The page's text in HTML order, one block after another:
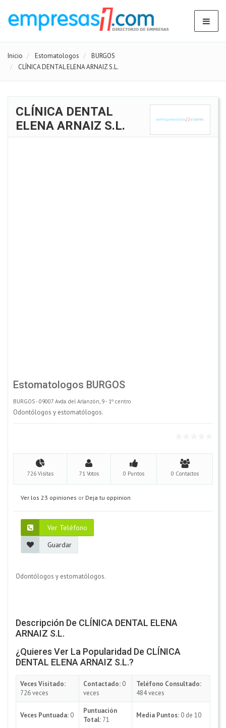
Inicio Estomatologos
BURGOS
CLÍNICA DENTAL ELENA ARNAIZ S.L.
CLÍNICA DENTAL
ELENA ARNAIZ S.L.
Estomatologos BURGOS
BURGOS - 09007 Avda. del Arlanzón, 9 - 1º centro
Odontólogos y estomatólogos.
726 Visitas 71 Votos 0 Puntos 0 Contactos
Ver los 23 opiniones or Deja tu oppinion
Ver Teléfono
Guardar
Odontólogos y estomatólogos.
Descripción De CLÍNICA DENTAL ELENA
ARNAIZ S.L.
¿Quieres Ver La Popularidad De CLÍNICA
DENTAL ELENA ARNAIZ S.L.?
Veces Visitado:
726 veces
Contactado: 0
veces
Teléfono Consultado:
484 veces
Veces Puntuada: 0
Puntuación
Total: 71
Media Puntos: 0 de 10